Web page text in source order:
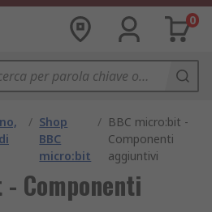
0
/ Shop
BBC
micro:bit
/ BBC micro:bit -
Componenti
aggiuntivi
Componenti